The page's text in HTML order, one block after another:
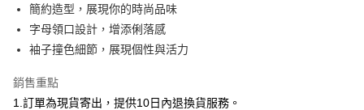
上海商業儲蓄銀行
國泰世華商業銀行
臺灣中小企業銀行
聯邦商業銀行
元大商業銀行
永豐商業銀行
LINE Pay
Apple Pay
悠遊付
簡約造型，展現你的時尚品味
字母領口設計，增添俐落感
袖子撞色細節，展現個性與活力
銷售重點
1.訂單為現貨寄出，提供10日內退換貨服務。